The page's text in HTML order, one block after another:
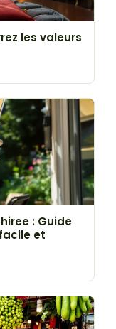
les valeurs
: Guide
et